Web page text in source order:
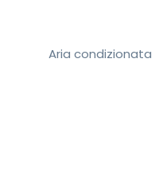
Aria condizionata